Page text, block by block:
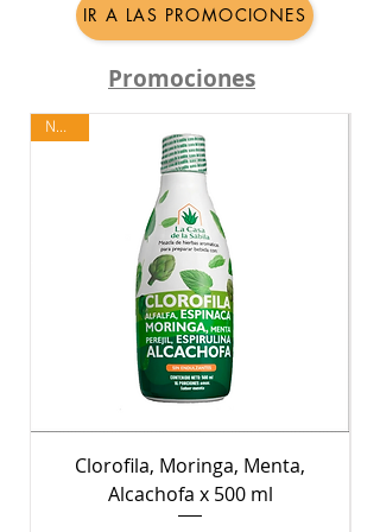
IR A LAS PROMOCIONES
Promociones
Nuevo
Clorofila, Moringa, Menta,
Alcachofa x 500 ml